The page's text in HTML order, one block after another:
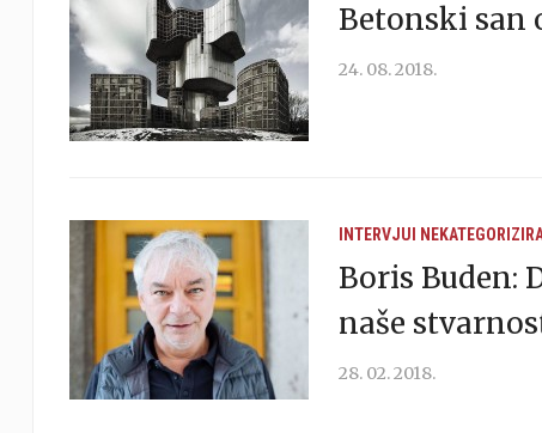
Betonski san
24. 08. 2018.
INTERVJUI
Boris Buden:
naše
28. 02. 2018.